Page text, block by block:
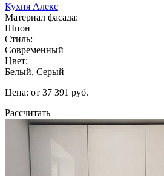
Кухня Алекс
Материал фасада:
Шпон
Стиль:
Современный
Цвет:
Белый, Серый
Цена: от 37 391 руб.
Рассчитать